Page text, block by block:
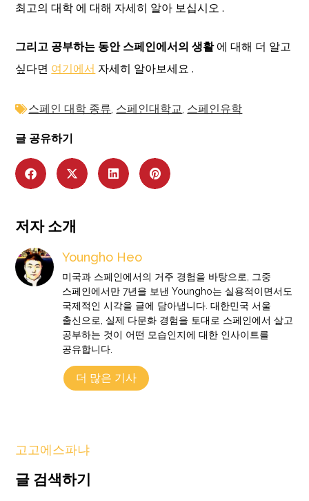
최고의 대학 에 대해 자세히 알아 보십시오 .
그리고 공부하는 동안 스페인에서의 생활에 대해 더 알고
싶다면 여기에서 자세히 알아보세요 .
스페인 대학 종류 스페인대학교 스페인유학
글 공유하기
저자 소개
Youngho Heo
미국과 스페인에서의 거주 경험을 바탕으로, 그중
스페인에서만 7년을 보낸 Youngho는 실용적이면서도
국제적인 시각을 글에 담아냅니다. 대한민국 서울
출신으로, 실제 다문화 경험을 토대로 스페인에서 살고
공부하는 것이 어떤 모습인지에 대한 인사이트를
공유합니다.
더 많은 기사
고고에스파냐
글 검색하기